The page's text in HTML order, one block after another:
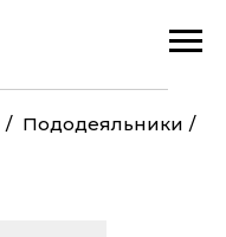
/ Пододеяльники /